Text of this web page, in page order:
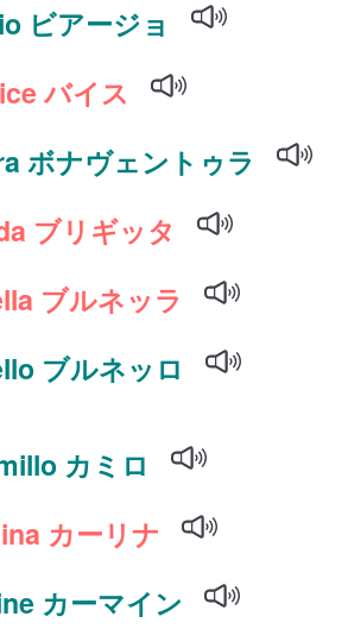
ビアージョ
バイス
ボナヴェントゥラ
ブリギッタ
ブルネッラ
ブルネッロ
カミロ
カーリナ
カーマイン